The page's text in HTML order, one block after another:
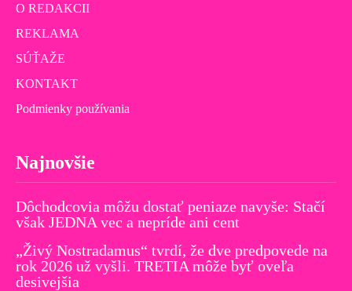
O REDAKCII
REKLAMA
SÚŤAŽE
KONTAKT
Podmienky používania
Najnovšie
Dôchodcovia môžu dostať peniaze navyše: Stačí
však JEDNA vec a nepríde ani cent
„Živý Nostradamus“ tvrdí, že dve predpovede na
rok 2026 už vyšli. TRETIA môže byť oveľa
desivejšia